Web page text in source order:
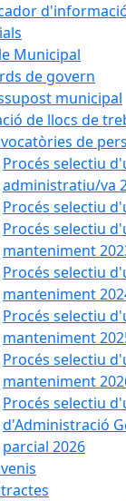
Municipal
de govern
municipal
de llocs de
de
Procés selectiu
administratiu/va
Procés selectiu
Procés selectiu
manteniment
Procés selectiu
manteniment
Procés selectiu
manteniment
Procés selectiu
manteniment
Procés selectiu
d'Administració
parcial 2026